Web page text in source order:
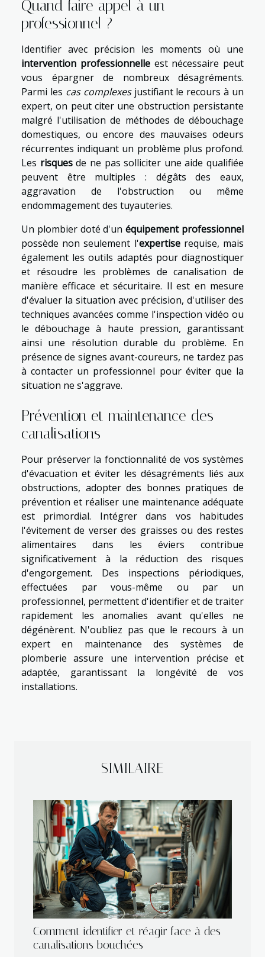
Quand faire appel à un
professionnel ?
Identifier avec précision les moments où une
intervention professionnelleest nécessaire peut
vous épargner de nombreux désagréments.
Parmi les cas complexesjustifiant le recours à un
expert, on peut citer une obstruction persistante
malgré l'utilisation de méthodes de débouchage
domestiques, ou encore des mauvaises odeurs
récurrentes indiquant un problème plus profond.
Les risquesde ne pas solliciter une aide qualifiée
peuvent être multiples : dégâts des eaux,
aggravation de l'obstruction ou même
endommagement des tuyauteries.
Un plombier doté d'unéquipement professionnel
possède non seulement l'expertiserequise, mais
également les outils adaptés pour diagnostiquer
et résoudre les problèmes de canalisation de
manière efficace et sécuritaire. Il est en mesure
d'évaluer la situation avec précision, d'utiliser des
techniques avancées comme l'inspection vidéo ou
le débouchage à haute pression, garantissant
ainsi une résolution durable du problème. En
présence de signes avant-coureurs, ne tardez pas
à contacter un professionnel pour éviter que la
situation ne s'aggrave.
Prévention et maintenance des
canalisations
Pour préserver la fonctionnalité de vos systèmes
d'évacuation et éviter les désagréments liés aux
obstructions, adopter des bonnes pratiques de
prévention et réaliser une maintenance adéquate
est primordial. Intégrer dans vos habitudes
l'évitement de verser des graisses ou des restes
alimentaires dans les éviers contribue
significativement à la réduction des risques
d'engorgement. Des inspections périodiques,
effectuées par vous-même ou par un
professionnel, permettent d'identifier et de traiter
rapidement les anomalies avant qu'elles ne
dégénèrent. N'oubliez pas que le recours à un
expert en maintenance des systèmes de
plomberie assure une intervention précise et
adaptée, garantissant la longévité de vos
installations.
SIMILAIRE
Comment identifier et réagir face à des
canalisations bouchées